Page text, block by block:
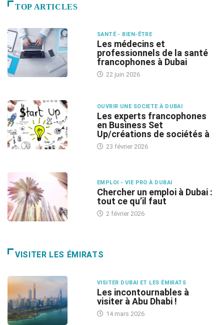
TOP ARTICLES
SANTÉ - BIEN-ÊTRE
Les médecins et
professionnels de la santé
francophones à Dubai
22 juin 2026
OUVRIR UNE SOCIETE À DUBAI
Les experts francophones
en Business Set
Up/créations de sociétés à
23 février 2026
EMPLOI - VIE PRO À DUBAI
Chercher un emploi à Dubai :
tout ce qu’il faut
2 février 2026
VISITER LES ÉMIRATS
VISITER DUBAI ET LES ÉMIRATS
Les incontournables à
visiter à Abu Dhabi !
14 mars 2026